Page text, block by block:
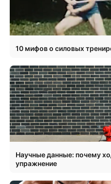
10 мифов о силовых
Научные данные: почему
упражнение